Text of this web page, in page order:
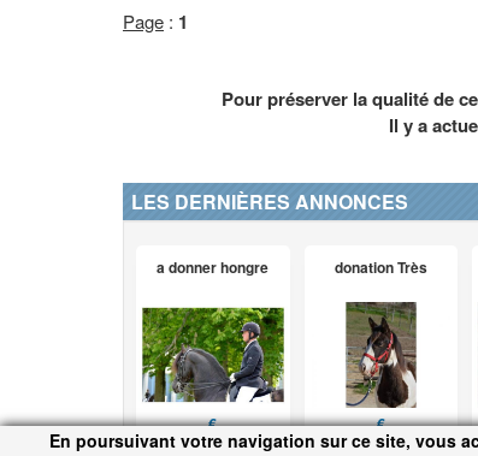
Page : 1
Pour préserver la qualité de
Il y a
LES DERNIÈRES ANNONCES
a donner hongre
€
donation Très
€
En poursuivant votre navigation sur ce site, vous